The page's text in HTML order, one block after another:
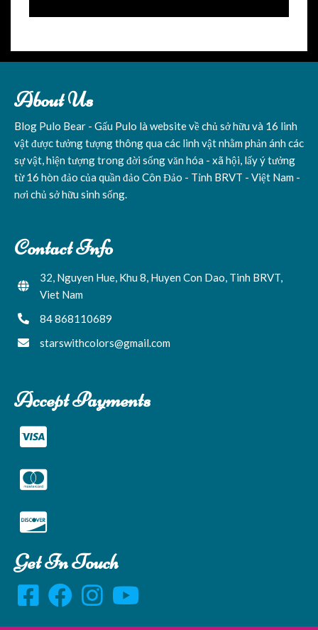
About Us
Blog Pulo Bear - Gấu Pulo là website về chủ sở hữu và 16 linh
vật được tưởng tượng thông qua các linh vật nhằm phản ánh các
sự vật, hiện tượng trong đời sống văn hóa - xã hội, lấy ý tưởng
từ 16 hòn đảo của quần đảo Côn Đảo - Tỉnh BRVT - Việt Nam -
nơi chủ sở hữu sinh sống.
Contact Info
32, Nguyen Hue, Khu 8, Huyen Con Dao, Tinh BRVT,
Viet Nam
84 868110689
starswithcolors@gmail.com
Accept Payments
Get In Touch